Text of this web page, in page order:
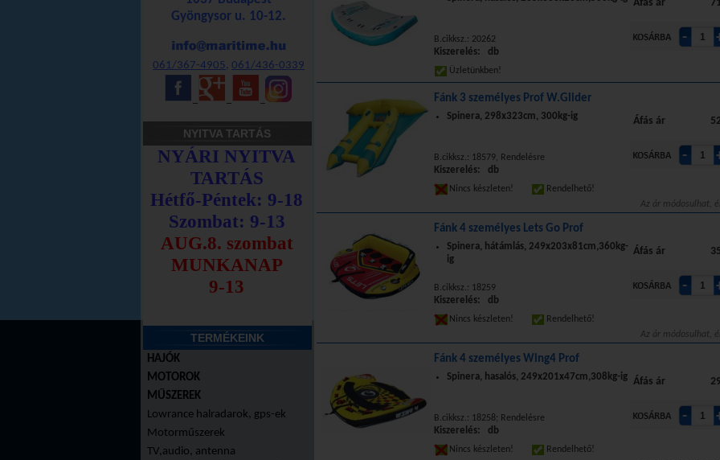
Gyöngysor u. 10-12.
061/367-4905, 061/436-0339
NYITVA TARTÁS
TERMÉKEINK
HAJÓK
MOTOROK
MŰSZEREK
Lowrance halradarok, gps-ek
Motorműszerek
TV,audio, antenna
Áfás ár
B.cikksz.: 20262
Kiszerelés: db
Üzletünkben!
Fánk 3 személyes Prof W.Glider
Áfás ár
Spinera, 298x323cm, 300kg-ig
B.cikksz.: 18579, Rendelésre
Kiszerelés: db
Nincs készleten!
Rendelhető!
Az ár módosulhat,
Fánk 4 személyes Lets Go Prof
Áfás ár
Spinera, hátámlás, 249x203x81cm,360kg-
ig
B.cikksz.: 18259
Kiszerelés: db
Nincs készleten!
Rendelhető!
Az ár módosulhat,
Fánk 4 személyes Wing4 Prof
Áfás ár
Spinera, hasalós, 249x201x47cm,308kg-ig
B.cikksz.: 18258; Rendelésre
Kiszerelés: db
Nincs készleten!
Rendelhető!